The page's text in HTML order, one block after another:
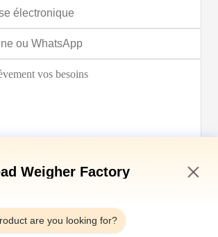
Weigher Factory
are you looking for?